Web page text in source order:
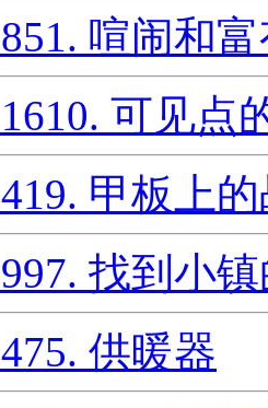
851. 喧闹和
1610. 可见点
419. 甲板上
997. 找到小
475. 供暖器